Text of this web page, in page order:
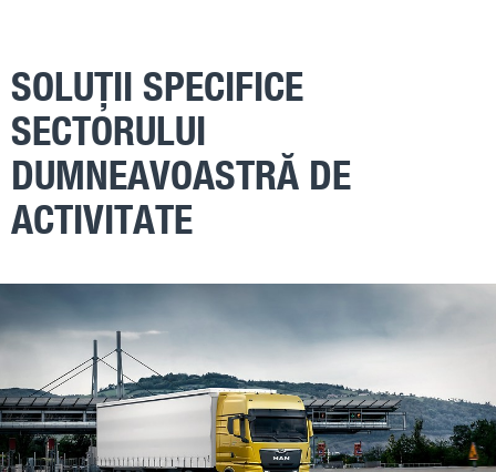
SOLUȚII SPECIFICE
SECTORULUI
DUMNEAVOASTRĂ DE
ACTIVITATE